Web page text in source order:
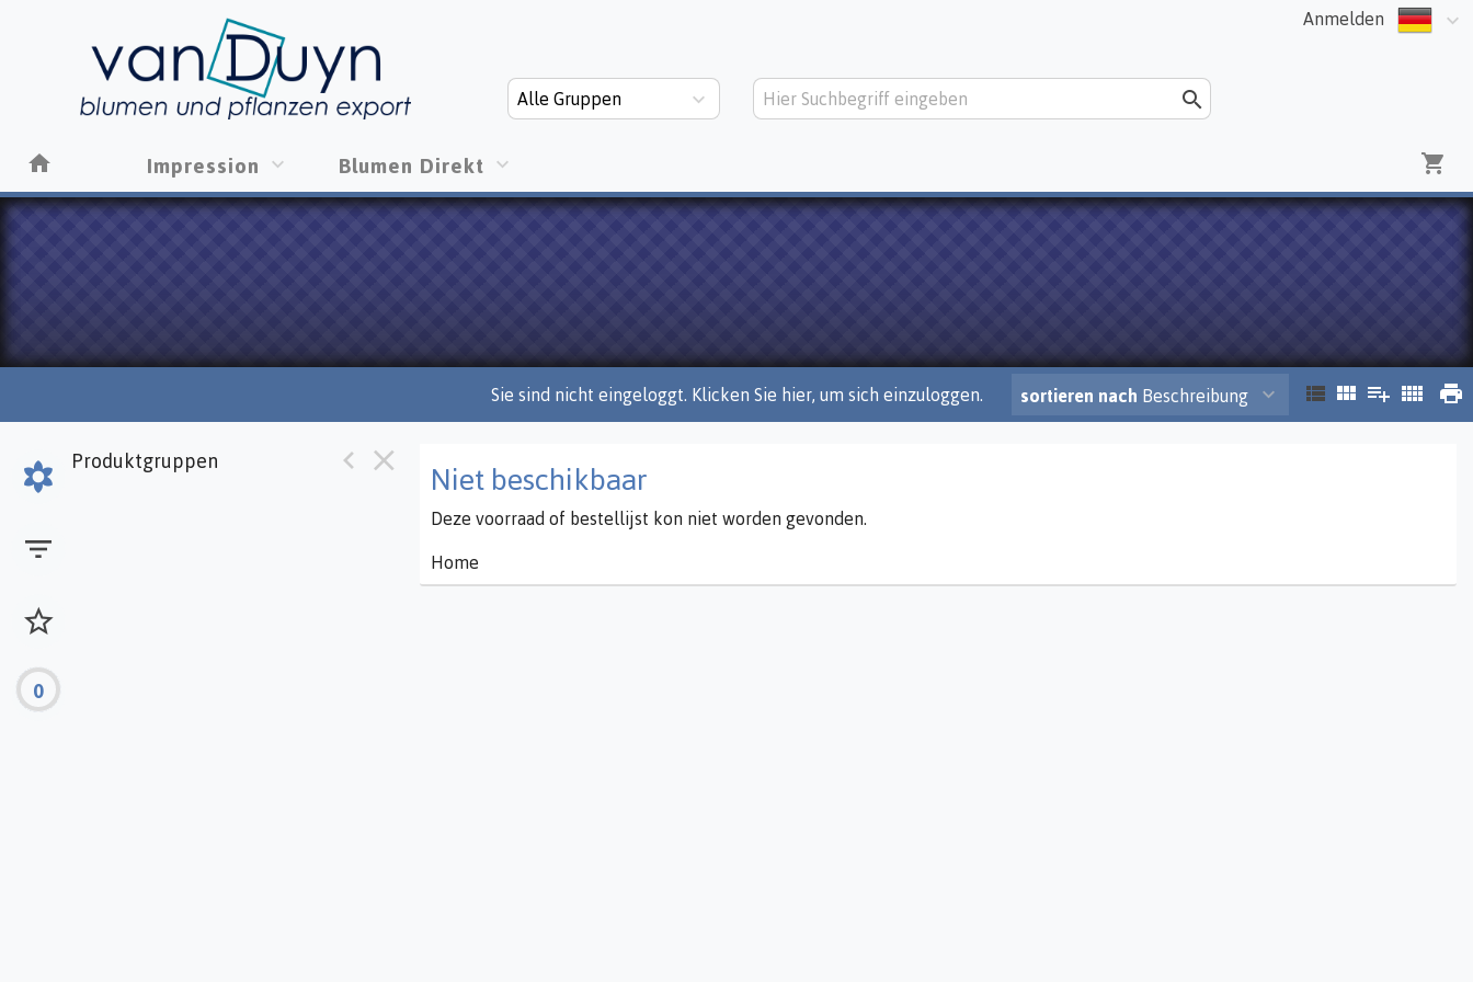
Anmelden
Alle Gruppen
Impression Blumen Direkt
Sie sind nicht eingeloggt. Klicken Sie hier, um sich einzuloggen. sortieren nach Beschreibung
0
Produktgruppen Niet beschikbaar
Deze voorraad of bestellijst kon niet worden gevonden.
Home